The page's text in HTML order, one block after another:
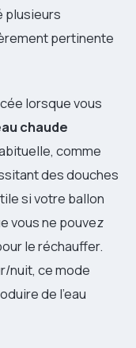
plusieurs
pertinente
lorsque vous
chaude
comme
des douches
si votre ballon
vous ne pouvez
le réchauffer.
nuit, ce mode
de l’eau